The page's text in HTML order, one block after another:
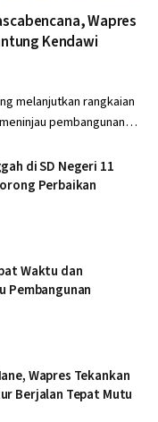
Wapres
Kendawi
melanjutkan rangkaian
pembangunan…
di SD Negeri 11
Perbaikan
Waktu dan
Pembangunan
Wapres Tekankan
Berjalan Tepat Mutu